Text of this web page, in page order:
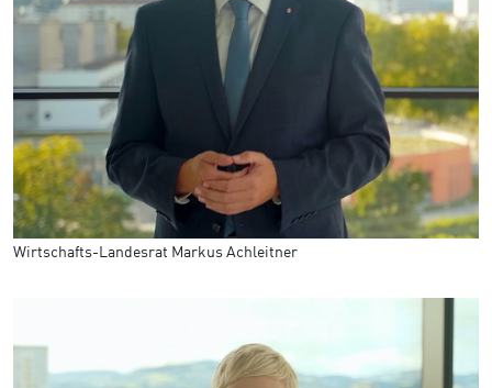
Wirtschafts-Landesrat Markus Achleitner